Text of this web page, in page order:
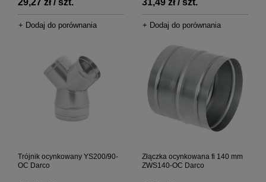
29,27 zł / szt.
+ Dodaj do porównania
31,49 zł / szt.
+ Dodaj do porównania
Trójnik ocynkowany YS200/90-
OC Darco
Złączka ocynkowana fi 140 mm
ZWS140-OC Darco